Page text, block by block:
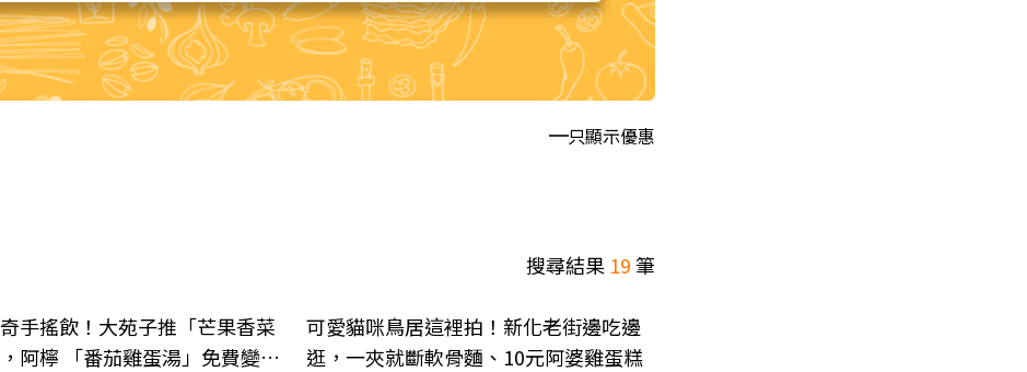
只顯示優惠
搜尋結果 19筆
手搖飲！大苑子推「芒果香菜
阿檸 「番茄雞蛋湯」免費變湯
可愛貓咪鳥居這裡拍！新化老街邊吃邊
逛，一夾就斷軟骨麵、10元阿婆雞蛋糕